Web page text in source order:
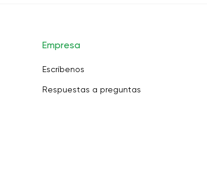
Empresa
Escríbenos
Respuestas a preguntas